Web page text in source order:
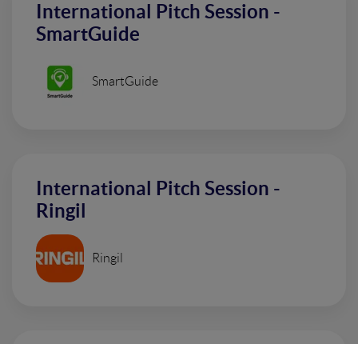
International Pitch Session -
SmartGuide
SmartGuide
International Pitch Session -
Ringil
Ringil